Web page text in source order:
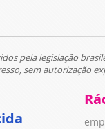
pela legislação
sem autorização